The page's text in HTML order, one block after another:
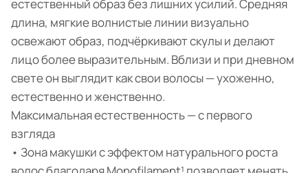
естественный образ без лишних усилий. Средняя
длина, мягкие волнистые линии визуально
освежают образ, подчёркивают скулы и делают
лицо более выразительным. Вблизи и при дневном
свете он выглядит как свои волосы — ухоженно,
естественно и женственно.
Максимальная естественность — с первого
взгляда
• Зона макушки с эффектом натурального роста